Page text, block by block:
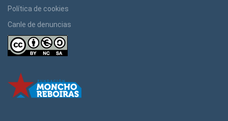
Política de cookies
Canle de denuncias